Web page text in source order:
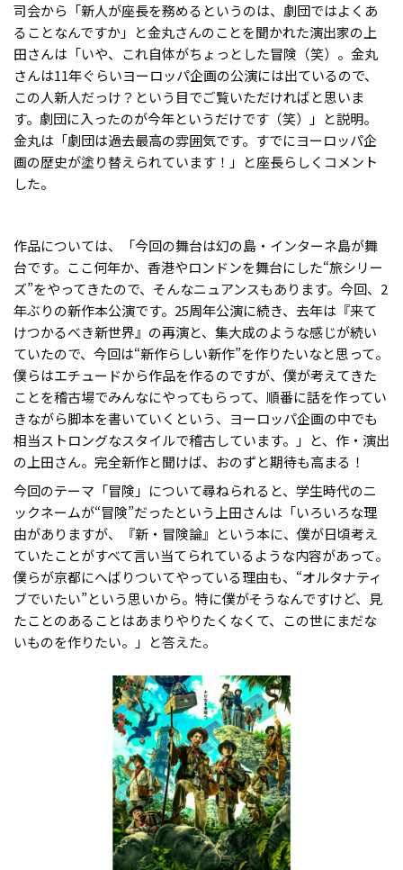
司会から「新人が座長を務めるというのは、劇団ではよくあ
ることなんですか」と金丸さんのことを聞かれた演出家の上
田さんは「いや、これ自体がちょっとした冒険（笑）。金丸
さんは11年ぐらいヨーロッパ企画の公演には出ているので、
この人新人だっけ？という目でご覧いただければと思いま
す。劇団に入ったのが今年というだけです（笑）」と説明。
金丸は「劇団は過去最高の雰囲気です。すでにヨーロッパ企
画の歴史が塗り替えられています！」と座長らしくコメント
した。
作品については、「今回の舞台は幻の島・インターネ島が舞
台です。ここ何年か、香港やロンドンを舞台にした“旅シリー
ズ”をやってきたので、そんなニュアンスもあります。今回、2
年ぶりの新作本公演です。25周年公演に続き、去年は『来て
けつかるべき新世界』の再演と、集大成のような感じが続い
ていたので、今回は“新作らしい新作”を作りたいなと思って。
僕らはエチュードから作品を作るのですが、僕が考えてきた
ことを稽古場でみんなにやってもらって、順番に話を作ってい
きながら脚本を書いていくという、ヨーロッパ企画の中でも
相当ストロングなスタイルで稽古しています。」と、作・演出
の上田さん。完全新作と聞けば、おのずと期待も高まる！
今回のテーマ「冒険」について尋ねられると、学生時代のニ
ックネームが“冒険”だったという上田さんは「いろいろな理
由がありますが、『新・冒険論』という本に、僕が日頃考え
ていたことがすべて言い当てられているような内容があって。
僕らが京都にへばりついてやっている理由も、“オルタナティ
ブでいたい”という思いから。特に僕がそうなんですけど、見
たことのあることはあまりやりたくなくて、この世にまだな
いものを作りたい。」と答えた。